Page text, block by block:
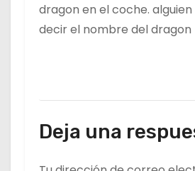
dragon en el coche.
decir el nombre del dragon
Deja una